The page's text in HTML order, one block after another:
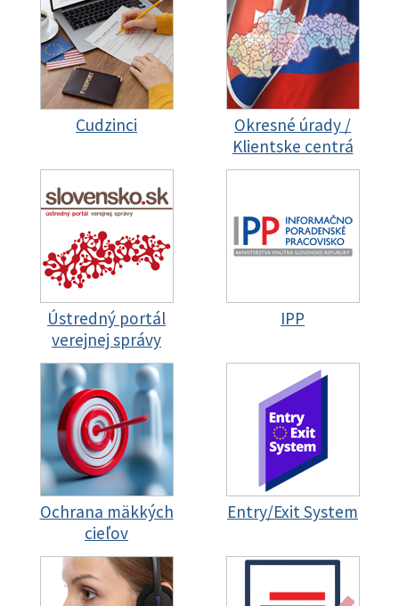
Cudzinci
Okresné úrady /
Klientske centrá
Ústredný portál
verejnej správy
IPP
Ochrana mäkkých
cieľov
Entry/Exit System